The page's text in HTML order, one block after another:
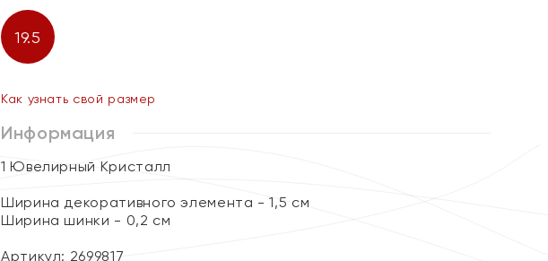
19.5
Как узнать свой размер
Информация
1 Ювелирный Кристалл
Ширина декоративного элемента - 1,5 см
Ширина шинки - 0,2 см
Артикул: 2699817